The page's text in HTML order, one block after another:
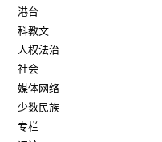
港台
科教文
人权法治
社会
媒体网络
少数民族
专栏